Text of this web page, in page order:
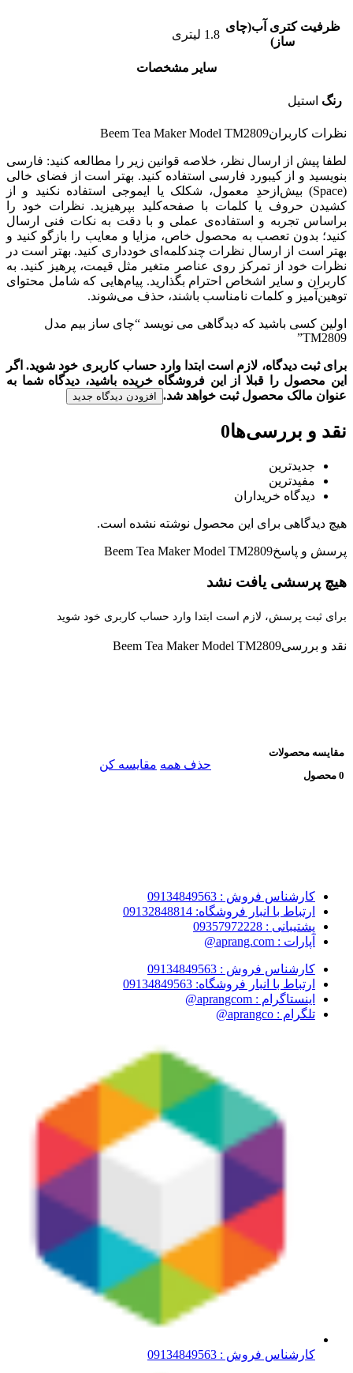
ظرفیت کتری آب(چای
ساز)
1.8 لیتری
سایر مشخصات
رنگ استیل
نظرات کاربرانBeem Tea Maker Model TM2809
لطفا پیش از ارسال نظر، خلاصه قوانین زیر را مطالعه کنید: فارسی
بنویسید و از کیبورد فارسی استفاده کنید. بهتر است از فضای خالی
(Space) بیش‌از‌حدِ معمول، شکلک یا ایموجی استفاده نکنید و از
کشیدن حروف یا کلمات با صفحه‌کلید بپرهیزید. نظرات خود را
براساس تجربه و استفاده‌ی عملی و با دقت به نکات فنی ارسال
کنید؛ بدون تعصب به محصول خاص، مزایا و معایب را بازگو کنید و
بهتر است از ارسال نظرات چندکلمه‌‌ای خودداری کنید. بهتر است در
نظرات خود از تمرکز روی عناصر متغیر مثل قیمت، پرهیز کنید. به
کاربران و سایر اشخاص احترام بگذارید. پیام‌هایی که شامل محتوای
توهین‌آمیز و کلمات نامناسب باشند، حذف می‌شوند.
اولین کسی باشید که دیدگاهی می نویسد “چای ساز بیم مدل
TM2809”
برای ثبت دیدگاه، لازم است ابتدا وارد حساب کاربری خود شوید. اگر
این محصول را قبلا از این فروشگاه خریده باشید، دیدگاه شما به
عنوان مالک محصول ثبت خواهد شد.
افزودن دیدگاه جدید
نقد و بررسی‌ها0
جدیدترین
مفیدترین
دیدگاه خریداران
هیچ دیدگاهی برای این محصول نوشته نشده است.
پرسش و پاسخBeem Tea Maker Model TM2809
هیچ پرسشی یافت نشد
برای ثبت پرسش، لازم است ابتدا وارد حساب کاربری خود شوید
نقد و بررسیBeem Tea Maker Model TM2809
مقایسه محصولات
0 محصول
حذف همه مقایسه کن
کارشناس فروش : 09134849563
ارتباط با انبار فروشگاه: 09132848814
پشتیبانی : 09357972228
آپارات : aprang.com@
کارشناس فروش : 09134849563
ارتباط با انبار فروشگاه: 09134849563
اینستاگرام : aprangcom@
تلگرام : aprangco@
کارشناس فروش : 09134849563